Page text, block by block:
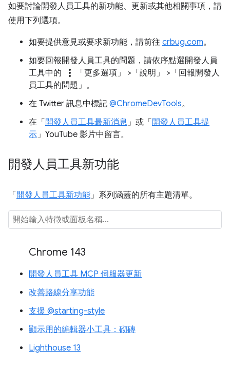
如要討論開發人員工具的新功能、更新或其他相關事項，請
使用下列選項。
如要提供意見或要求新功能，請前往 crbug.com。
如要回報開發人員工具的問題，請依序點選開發人員
工具中的
more_vert 「更多選項」 >「說明」
>「回報開發人
員工具的問題」 。
在 Twitter 訊息中標記 @ChromeDevTools。
在「 開發人員工具最新消息」或「 開發人員工具提
示」YouTube 影片中留言。
開發人員工具新功能
「 開發人員工具新功能」系列涵蓋的所有主題清單。
Chrome 143
開發人員工具 MCP 伺服器更新
改善路線分享功能
支援 @starting-style
顯示用的編輯器小工具：砌磚
Lighthouse 13